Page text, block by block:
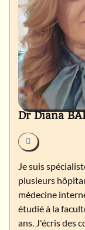
Dr Diana
Je suis
plusieurs
médecine
étudié à la
ans. J'écris des